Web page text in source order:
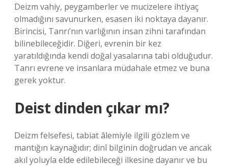
Deizm vahiy, peygamberler ve mucizelere ihtiyaç
olmadığını savunurken, esasen iki noktaya dayanır.
Birincisi, Tanrı’nın varlığının insan zihni tarafından
bilinebileceğidir. Diğeri, evrenin bir kez
yaratıldığında kendi doğal yasalarına tabi olduğudur.
Tanrı evrene ve insanlara müdahale etmez ve buna
gerek yoktur.
Deist dinden çıkar mı?
Deizm felsefesi, tabiat âlemiyle ilgili gözlem ve
mantığın kaynağıdır; dinî bilginin doğrudan ve ancak
akıl yoluyla elde edilebileceği ilkesine dayanır ve bu